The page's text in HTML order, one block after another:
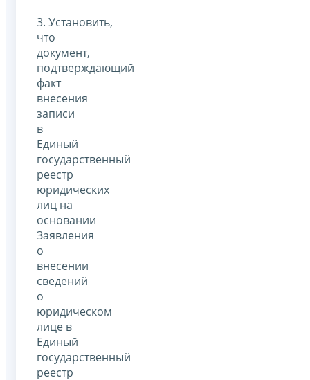
3. Установить,
что
документ,
подтверждающий
факт
внесения
записи
в
Единый
государственный
реестр
юридических
лиц на
основании
Заявления
о
внесении
сведений
о
юридическом
лице в
Единый
государственный
реестр